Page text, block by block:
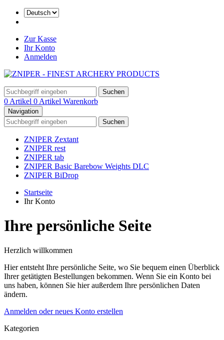
Zur Kasse
Ihr Konto
Anmelden
Suchen
0 Artikel 0 Artikel Warenkorb
Navigation
Suchen
ZNIPER Zextant
ZNIPER rest
ZNIPER tab
ZNIPER Basic Barebow Weights DLC
ZNIPER BiDrop
Startseite
Ihr Konto
Ihre persönliche Seite
Herzlich willkommen
Hier entsteht Ihre persönliche Seite, wo Sie bequem einen Überblick
Ihrer getätigten Bestellungen bekommen. Wenn Sie ein Konto bei
uns haben, können Sie hier außerdem Ihre persönlichen Daten
ändern.
Anmelden oder neues Konto erstellen
Kategorien